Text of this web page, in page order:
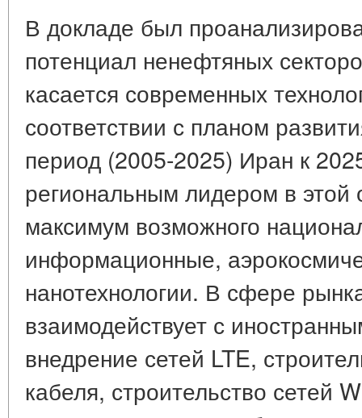
В докладе был
потенциал ненефтяных
касается современных
соответствии с планом
период (2005-2025) Иран к
региональным лидером в этой
максимум возможного
информационные,
нанотехнологии. В сфере
взаимодействует с
внедрение сетей LTE,
кабеля, строительство сетей